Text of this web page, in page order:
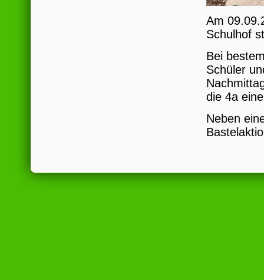
Am
Schulhof
Bei
Schüler
die 4a
Neben